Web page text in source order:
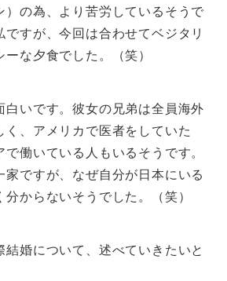
）の為、より苦労しているそうで
すが、今回は合わせてベジタリ
な夕食でした。（笑）
白いです。彼女の兄弟は全員海外
く、アメリカで医者をしていた
働いている人もいるそうです。
家ですが、なぜ自分が日本にいる
からないそうでした。（笑）
結婚について、述べていきたいと